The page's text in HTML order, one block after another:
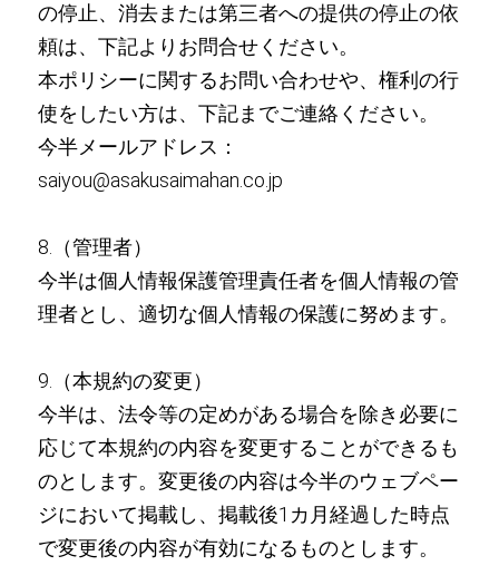
の停止、消去または第三者への提供の停止の依
頼は、下記よりお問合せください。
本ポリシーに関するお問い合わせや、権利の行
使をしたい方は、下記までご連絡ください。
今半メールアドレス：
saiyou@asakusaimahan.co.jp
8.（管理者）
今半は個人情報保護管理責任者を個人情報の管
理者とし、適切な個人情報の保護に努めます。
9.（本規約の変更）
今半は、法令等の定めがある場合を除き必要に
応じて本規約の内容を変更することができるも
のとします。変更後の内容は今半のウェブペー
ジにおいて掲載し、掲載後1カ月経過した時点
で変更後の内容が有効になるものとします。